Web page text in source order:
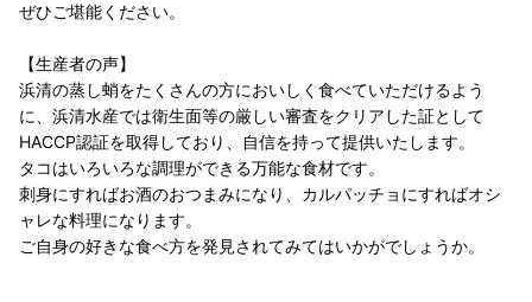
ぜひご堪能ください。
【生産者の声】
浜清の蒸し蛸をたくさんの方においしく食べていただけるよう
に、浜清水産では衛生面等の厳しい審査をクリアした証として
HACCP認証を取得しており、自信を持って提供いたします。
タコはいろいろな調理ができる万能な食材です。
刺身にすればお酒のおつまみになり、カルパッチョにすればオシ
ャレな料理になります。
ご自身の好きな食べ方を発見されてみてはいかがでしょうか。